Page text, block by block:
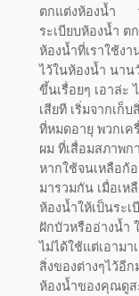
ตกแต่งห้องน้ำ วั
ระเบียบห้องน้ำ ต
ห้องน้ำที่เราใช้ง
ไว้ในห้องน้ำ นาน
ขึ้นเรื่อยๆ เอาล่ะ
เสียที เริ่มจากเก็
ที่หมดอายุ พวกเค
ผม ที่เสื่อมสภาพ
หากใช้จนเหลือก้
มารวมกัน เมื่อเห
ห้องน้ำให้เป็นระ
ฝักบัวหรืออ่างน้ำ
ไม่ได้ใช้แต่เอามา
สิ่งของต่างๆไว้อี
ห้องน้ำของคุณดูส